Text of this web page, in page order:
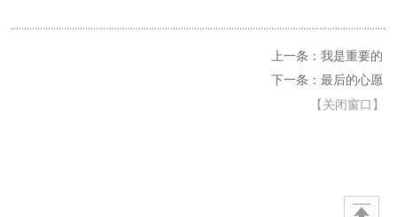
上一条：我是重要的
下一条：最后的心愿
【 关闭窗口 】